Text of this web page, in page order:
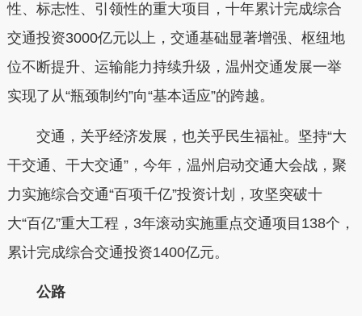
性、标志性、引领性的重大项目，十年累计完成综合
交通投资3000亿元以上，交通基础显著增强、枢纽地
位不断提升、运输能力持续升级，温州交通发展一举
实现了从“瓶颈制约”向“基本适应”的跨越。
交通，关乎经济发展，也关乎民生福祉。坚持“大
干交通、干大交通”，今年，温州启动交通大会战，聚
力实施综合交通“百项千亿”投资计划，攻坚突破十
大“百亿”重大工程，3年滚动实施重点交通项目138个，
累计完成综合交通投资1400亿元。
公路